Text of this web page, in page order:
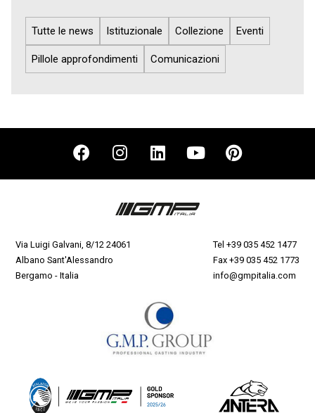
Tutte le news Istituzionale Collezione Eventi
Pillole approfondimenti Comunicazioni
Via Luigi Galvani, 8/12 24061
Albano Sant'Alessandro
Bergamo - Italia
Tel +39 035 452 1477
Fax +39 035 452 1773
info@gmpitalia.com